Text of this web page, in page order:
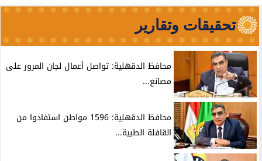
تحقيقات وتقارير
محافظ الدقهلية: تواصل أعمال لجان المرور على
مصانع...
محافظ الدقهلية: 1596 مواطن استفادوا من
القافلة الطبية...